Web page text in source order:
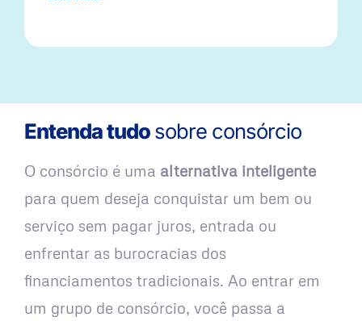
Entenda tudosobre consórcio
O consórcio é uma alternativa inteligente
para quem deseja conquistar um bem ou
serviço sem pagar juros, entrada ou
enfrentar as burocracias dos
financiamentos tradicionais. Ao entrar em
um grupo de consórcio, você passa a